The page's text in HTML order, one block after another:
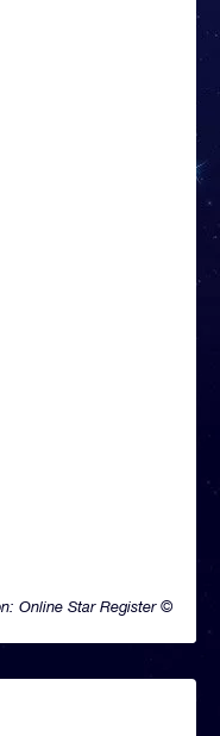
Online Star Register ©